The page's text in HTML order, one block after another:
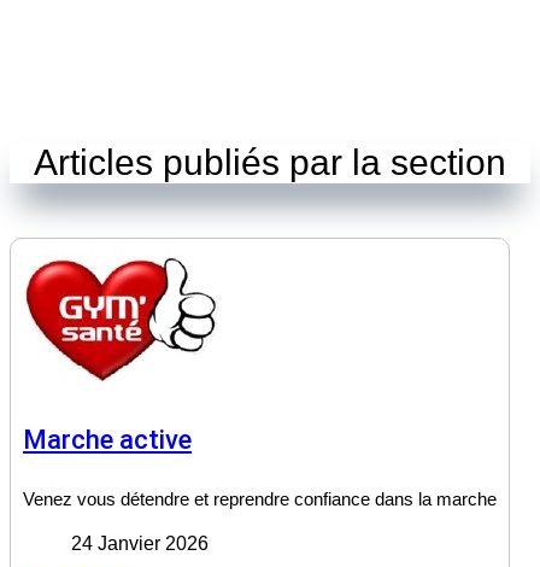
Articles publiés par la section
Marche active
Venez vous détendre et reprendre confiance dans la marche
24 Janvier 2026